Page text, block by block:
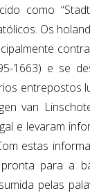
como
Os
1663) e se
entrepostos
van
e levaram
estas
para a
pelas